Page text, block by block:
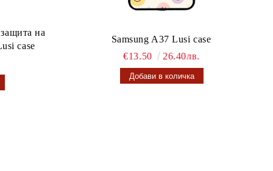
на
case
Samsung A37 Lusi case
€13.50
26.40лв.